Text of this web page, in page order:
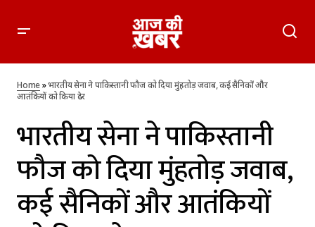
और आतंकियों को किया ढेर
Home»भारतीय सेना ने पाकिस्तानी फौज को दिया मुंहतोड़ जवाब, कई सैनिकों और
आतंकियों को किया ढेर
भारतीय सेना ने पाकिस्तानी
फौज को दिया मुंहतोड़ जवाब,
कई सैनिकों और आतंकियों